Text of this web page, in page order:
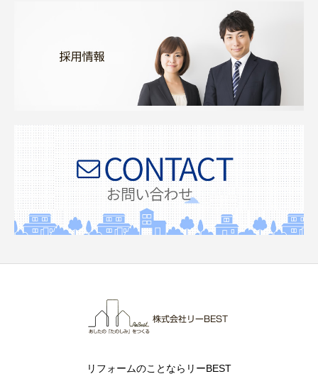
リフォームのことならリーBEST